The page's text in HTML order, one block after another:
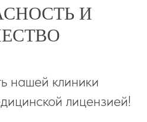
И
нашей клиники
лицензией!